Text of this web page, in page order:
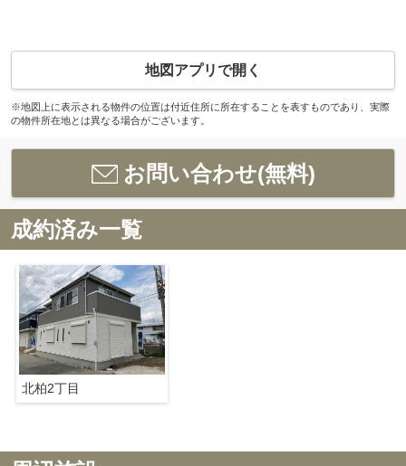
地図アプリで開く
※地図上に表示される物件の位置は付近住所に所在することを表すものであり、実際
の物件所在地とは異なる場合がございます。
お問い合わせ(無料)
成約済み一覧
北柏2丁目